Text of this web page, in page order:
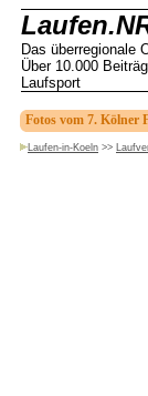
Das überregionale
Über 10.000
Laufsport
Fotos vom 7. Kölner
Laufen-in-Koeln >>